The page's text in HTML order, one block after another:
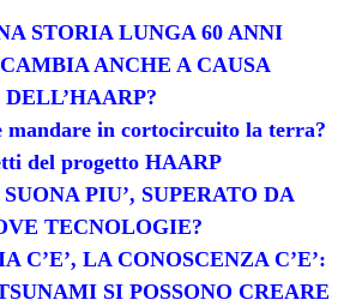
STORIA LUNGA 60 ANNI
ANCHE A CAUSA
DELL’HAARP?
mandare in cortocircuito la terra?
del progetto HAARP
PIU’, SUPERATO DA
TECNOLOGIE?
C’E’, LA CONOSCENZA C’E’:
SI POSSONO CREARE